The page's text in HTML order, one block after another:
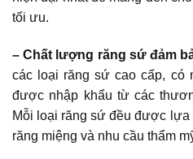
tối ưu.
– Chất lượng răng sứ đảm
các loại răng sứ cao cấp, có
được nhập khẩu từ các
Mỗi loại răng sứ đều được
răng miệng và nhu cầu thẩm